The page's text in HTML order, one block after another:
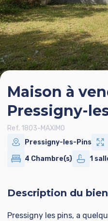
Maison à
Pressigny-
Ref. 1803-MAXIMO
Pressigny-les-Pins
4 Chambre(s) 1
Description du bien
Pressigny les pins, a